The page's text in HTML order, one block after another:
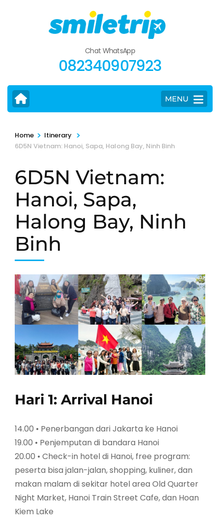
Chat WhatsApp
082340907923
MENU
Home > Itinerary >
6D5N Vietnam: Hanoi, Sapa, Halong Bay, Ninh Binh
6D5N Vietnam:
Hanoi, Sapa,
Halong Bay, Ninh
Binh
Hari 1: Arrival Hanoi
14.00 • Penerbangan dari Jakarta ke Hanoi
19.00 • Penjemputan di bandara Hanoi
20.00 • Check-in hotel di Hanoi, free program:
peserta bisa jalan-jalan, shopping, kuliner, dan
makan malam di sekitar hotel area Old Quarter
Night Market, Hanoi Train Street Cafe, dan Hoan
Kiem Lake